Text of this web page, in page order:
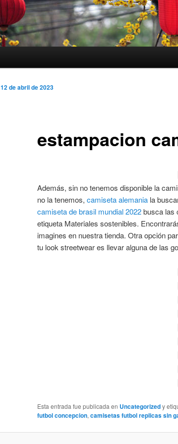
estampacion
12 de abril de 2023
Además, sin no tenemos disponible la
no la tenemos, camiseta alemaniala
camiseta de brasil mundial 2022busca las
etiqueta Materiales sostenibles.
imagines en nuestra tienda. Otra opción
tu look streetwear es llevar alguna de las
Esta entrada fue publicada en Uncategorizedy
futbol concepcion,camisetas futbol replicas sin